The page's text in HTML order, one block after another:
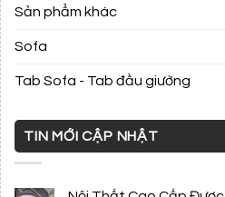
Sản phẩm khác
Sofa
Tab Sofa - Tab đầu giường
TIN MỚI CẬP NHẬT